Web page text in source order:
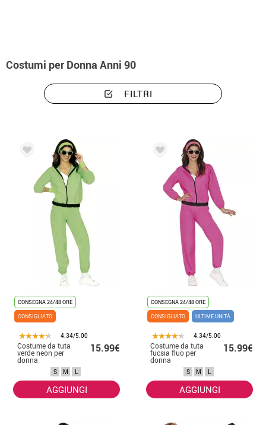
Costumi per Donna Anni 90
FILTRI
CONSEGNA 24/48 ORE
CONSIGLIATO
4.34/5.00
Costume da tuta
verde neon per
donna
15.99€
S M L
AGGIUNGI
CONSEGNA 24/48 ORE
CONSIGLIATO
ULTIME UNITÀ
4.34/5.00
Costume da tuta
fucsia fluo per
donna
15.99€
S M L
AGGIUNGI